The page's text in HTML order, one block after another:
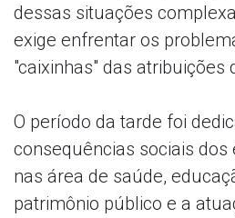
dessas situações
exige enfrentar os
"caixinhas" das atribuições
O período da tarde foi
consequências sociais
nas área de saúde,
patrimônio público e a